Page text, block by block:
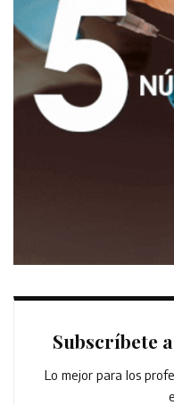
Subscríbete
Lo mejor para los